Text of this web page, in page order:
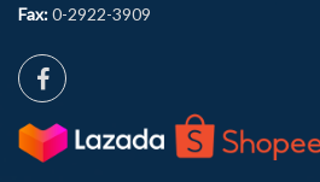
Fax:0-2922-3909